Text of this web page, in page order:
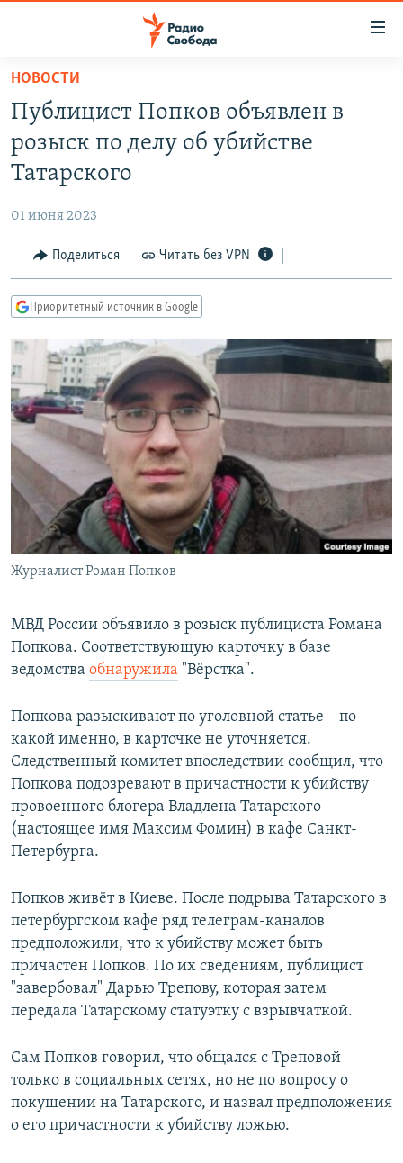
упрощенного
доступа
основному
Вернутся
Вернутся
поиску
ПРОГРАММЫ
ПОДКАСТЫ
АВТОРСКИЕ ПРОЕКТЫ
МНЕНИЯ
КУЛЬТУРА
КАВКАЗ.РЕАЛИИ
СЕВЕР.РЕАЛИИ
СИБИРЬ.РЕАЛИИ
РАСПИСАНИЕ ВЕЩАНИЯ
ПОДПИШИТЕСЬ НА РАССЫЛКУ
СОЦИАЛЬНЫЕ СЕТИ
Все сайты РСЕ/РС
НОВОСТИ
Публицист Попков объявлен в
розыск по делу об убийстве
Татарского
01 июня 2023
Поделиться Читать без VPN
Приоритетный источник в Google
Журналист Роман Попков
МВД России объявило в розыск публициста Романа
Попкова. Соответствующую карточку в базе
ведомства обнаружила "Вёрстка".
Попкова разыскивают по уголовной статье – по
какой именно, в карточке не уточняется.
Следственный комитет впоследствии сообщил, что
Попкова подозревают в причастности к убийству
провоенного блогера Владлена Татарского
(настоящее имя Максим Фомин) в кафе Санкт-
Петербурга.
Попков живёт в Киеве. После подрыва Татарского в
петербургском кафе ряд телеграм-каналов
предположили, что к убийству может быть
причастен Попков. По их сведениям, публицист
"завербовал" Дарью Трепову, которая затем
передала Татарскому статуэтку с взрывчаткой.
Сам Попков говорил, что общался с Треповой
только в социальных сетях, но не по вопросу о
покушении на Татарского, и назвал предположения
о его причастности к убийству ложью.